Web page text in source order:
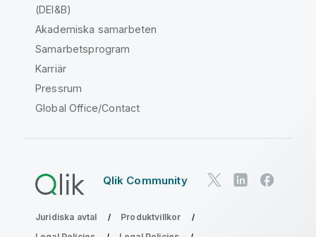
(DEI&B)
Akademiska samarbeten
Samarbetsprogram
Karriär
Pressrum
Global Office/Contact
Qlik Community
Juridiska avtal
Produktvillkor